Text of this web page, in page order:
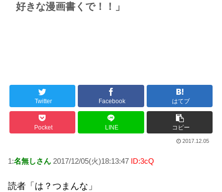
好きな漫画書くで！！」
Twitter Facebook はてブ
Pocket LINE コピー
2017.12.05
1:名無しさん 2017/12/05(火)18:13:47 ID:3cQ
読者「は？つまんな」